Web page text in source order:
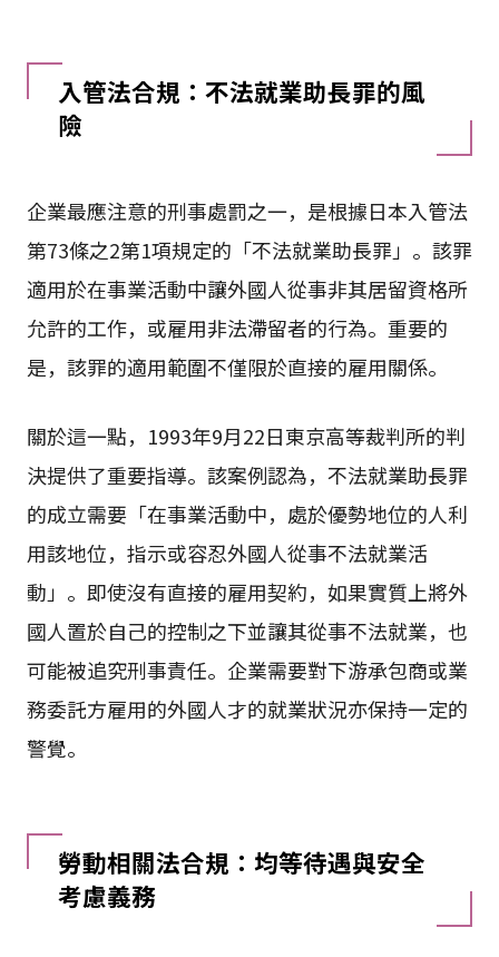
入管法合規：不法就業助長罪的風
險
企業最應注意的刑事處罰之一，是根據日本入管法
第73條之2第1項規定的「不法就業助長罪」。該罪
適用於在事業活動中讓外國人從事非其居留資格所
允許的工作，或雇用非法滯留者的行為。重要的
是，該罪的適用範圍不僅限於直接的雇用關係。
關於這一點，1993年9月22日東京高等裁判所的判
決提供了重要指導。該案例認為，不法就業助長罪
的成立需要「在事業活動中，處於優勢地位的人利
用該地位，指示或容忍外國人從事不法就業活
動」。即使沒有直接的雇用契約，如果實質上將外
國人置於自己的控制之下並讓其從事不法就業，也
可能被追究刑事責任。企業需要對下游承包商或業
務委託方雇用的外國人才的就業狀況亦保持一定的
警覺。
勞動相關法合規：均等待遇與安全
考慮義務